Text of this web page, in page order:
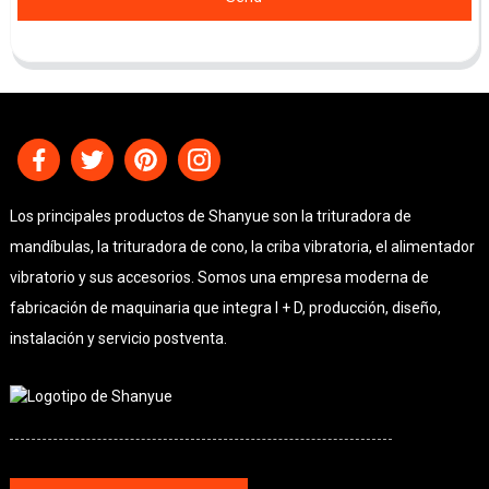
Los principales productos de Shanyue son la trituradora de
mandíbulas, la trituradora de cono, la criba vibratoria, el alimentador
vibratorio y sus accesorios. Somos una empresa moderna de
fabricación de maquinaria que integra I + D, producción, diseño,
instalación y servicio postventa.